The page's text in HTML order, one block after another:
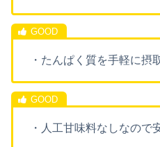
・たんぱく質を手軽に摂
・人工甘味料なしなので